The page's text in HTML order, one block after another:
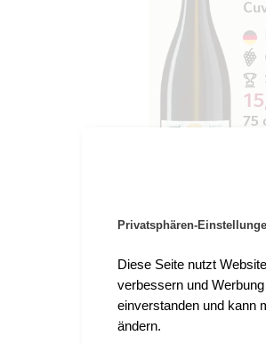
Privatsphären-
Diese Seite nutzt
verbessern und
einverstanden und kann
ändern.
75